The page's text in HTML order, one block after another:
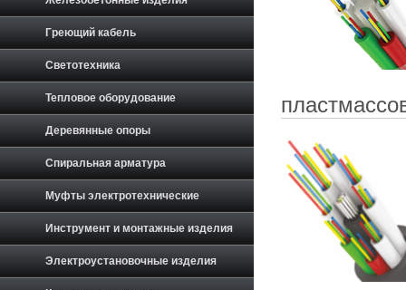
Греющий кабель
Светотехника
Тепловое оборудование
Деревянные опоры
Спиральная арматура
Муфты электротехнические
Инструмент и монтажные изделия
Электроустановочные изделия